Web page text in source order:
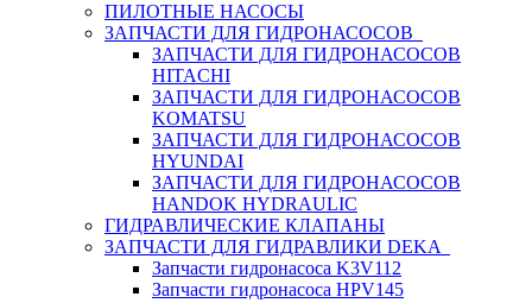
ПИЛОТНЫЕ НАСОСЫ
ЗАПЧАСТИ ДЛЯ ГИДРОНАСОСОВ
ЗАПЧАСТИ ДЛЯ ГИДРОНАСОСОВ
HITACHI
ЗАПЧАСТИ ДЛЯ ГИДРОНАСОСОВ
KOMATSU
ЗАПЧАСТИ ДЛЯ ГИДРОНАСОСОВ
HYUNDAI
ЗАПЧАСТИ ДЛЯ ГИДРОНАСОСОВ
HANDOK HYDRAULIC
ГИДРАВЛИЧЕСКИЕ КЛАПАНЫ
ЗАПЧАСТИ ДЛЯ ГИДРАВЛИКИ DEKA
Запчасти гидронасоса K3V112
Запчасти гидронасоса HPV145